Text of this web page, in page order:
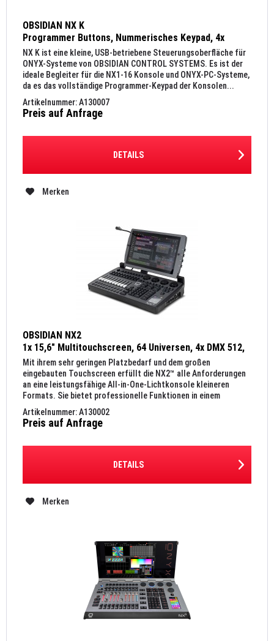
OBSIDIAN NX K
Programmer Buttons, Nummerisches Keypad, 4x
Parameter Encoder
NX K ist eine kleine, USB-betriebene Steuerungsoberfläche für
ONYX-Systeme von OBSIDIAN CONTROL SYSTEMS. Es ist der
ideale Begleiter für die NX1-16 Konsole und ONYX-PC-Systeme,
da es das vollständige Programmer-Keypad der Konsolen...
Artikelnummer: A130007
Preis auf Anfrage
DETAILS
Merken
OBSIDIAN NX2
1x 15,6" Multitouchscreen, 64 Universen, 4x DMX 512,
1x Capture 2023 Solo Lizenz
Mit ihrem sehr geringen Platzbedarf und dem großen
eingebauten Touchscreen erfüllt die NX2™ alle Anforderungen
an eine leistungsfähige All-in-One-Lichtkonsole kleineren
Formats. Sie bietet professionelle Funktionen in einem
tragbaren...
Artikelnummer: A130002
Preis auf Anfrage
DETAILS
Merken